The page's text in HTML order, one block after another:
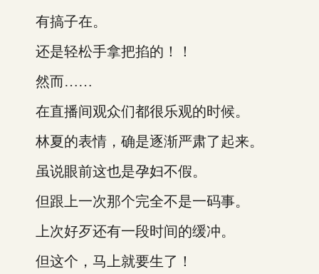
有搞子在。
还是轻松手拿把掐的！！
然而……
在直播间观众们都很乐观的时候。
林夏的表情，确是逐渐严肃了起来。
虽说眼前这也是孕妇不假。
但跟上一次那个完全不是一码事。
上次好歹还有一段时间的缓冲。
但这个，马上就要生了！